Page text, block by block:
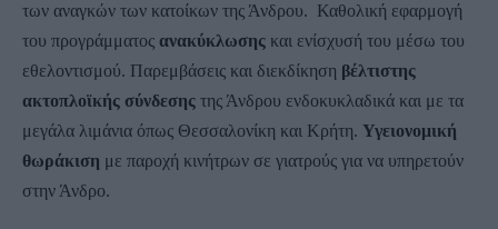
των αναγκών των κατοίκων της Άνδρου. Καθολική εφαρμογή
του προγράμματος ανακύκλωσης και ενίσχυσή του μέσω του
εθελοντισμού. Παρεμβάσεις και διεκδίκηση βέλτιστης
ακτοπλοϊκής σύνδεσης της Άνδρου ενδοκυκλαδικά και με τα
μεγάλα λιμάνια όπως Θεσσαλονίκη και Κρήτη. Υγειονομική
θωράκιση με παροχή κινήτρων σε γιατρούς για να υπηρετούν
στην Άνδρο.